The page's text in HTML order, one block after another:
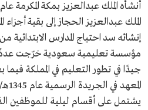
الملك عبدالعزيز الحجاز إلى بقية
إنشائه سد احتياج المدارس الابتدائية
مؤسسة تعليمية سعودية خرّجت عددًا
جيدًا في تطور التعليم في المملكة
يشتمل على أقسام ليلية للموظفين